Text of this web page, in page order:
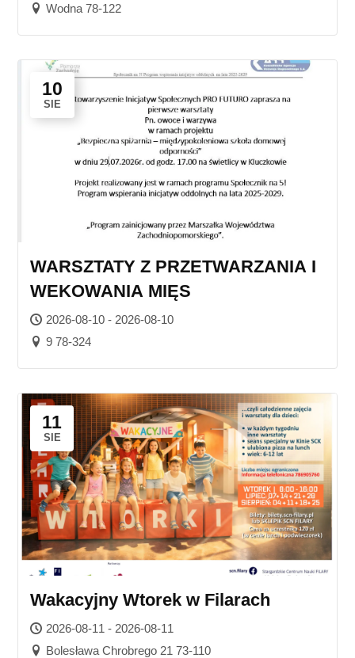
Wodna 78-122
10
SIE
WARSZTATY Z PRZETWARZANIA I
WEKOWANIA MIĘS
2026-08-10 - 2026-08-10
9 78-324
11
SIE
Wakacyjny Wtorek w Filarach
2026-08-11 - 2026-08-11
Bolesława Chrobrego 21 73-110